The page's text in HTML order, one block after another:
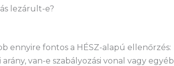
lezárult-e?
ennyire fontos a HÉSZ-alapú ellenőrzés:
van-e szabályozási vonal vagy egyéb